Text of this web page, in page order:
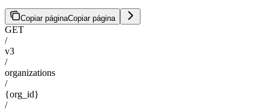
Copiar páginaCopiar página
GET
/
v3
/
organizations
/
{org_id}
/